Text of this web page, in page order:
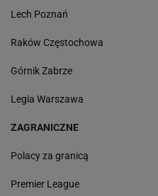
Lech Poznań
Raków Częstochowa
Górnik Zabrze
Legia Warszawa
ZAGRANICZNE
Polacy za granicą
Premier League